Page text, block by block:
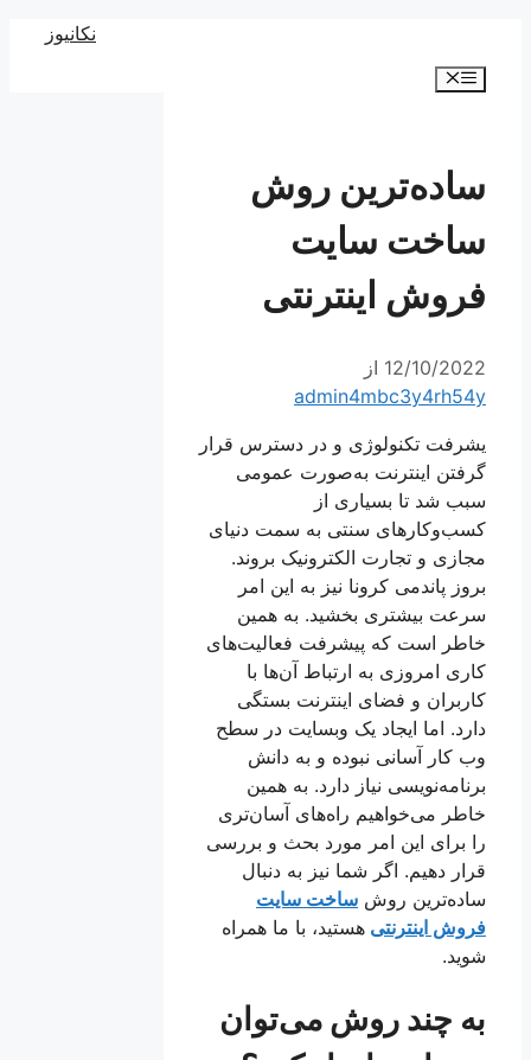
نکانیوز
فهرست
ساده‌ترین روش
ساخت سایت
فروش اینترنتی
12/10/2022 از
admin4mbc3y4rh54y
یشرفت تکنولوژی و در دسترس قرار
گرفتن اینترنت به‌صورت عمومی
سبب شد تا بسیاری از
کسب‌وکارهای سنتی به سمت دنیای
مجازی و تجارت الکترونیک بروند.
بروز پاندمی کرونا نیز به این امر
سرعت بیشتری بخشید. به همین
خاطر است که پیشرفت فعالیت‌های
کاری امروزی به ارتباط آن‌ها با
کاربران و فضای اینترنت بستگی
دارد. اما ایجاد یک وبسایت در سطح
وب کار آسانی نبوده و به دانش
برنامه‌نویسی نیاز دارد. به همین
خاطر می‌خواهیم راه‌های آسان‌تری
را برای این امر مورد بحث و بررسی
قرار دهیم. اگر شما نیز به دنبال
ساده‌ترین روش ساخت سایت
فروش اینترنتی هستید، با ما همراه
شوید.
به چند روش می‌توان